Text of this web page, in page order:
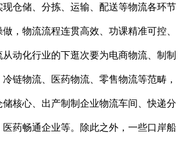
仓储、分拣、运输、配送等物流各环节
，物流流程连贯高效、功课精准可控、
动化行业的下逛次要为电商物流、制制
链物流、医药物流、零售物流等范畴，
核心、出产制制企业物流车间、快递分
药畅通企业等。除此之外，一些口岸船